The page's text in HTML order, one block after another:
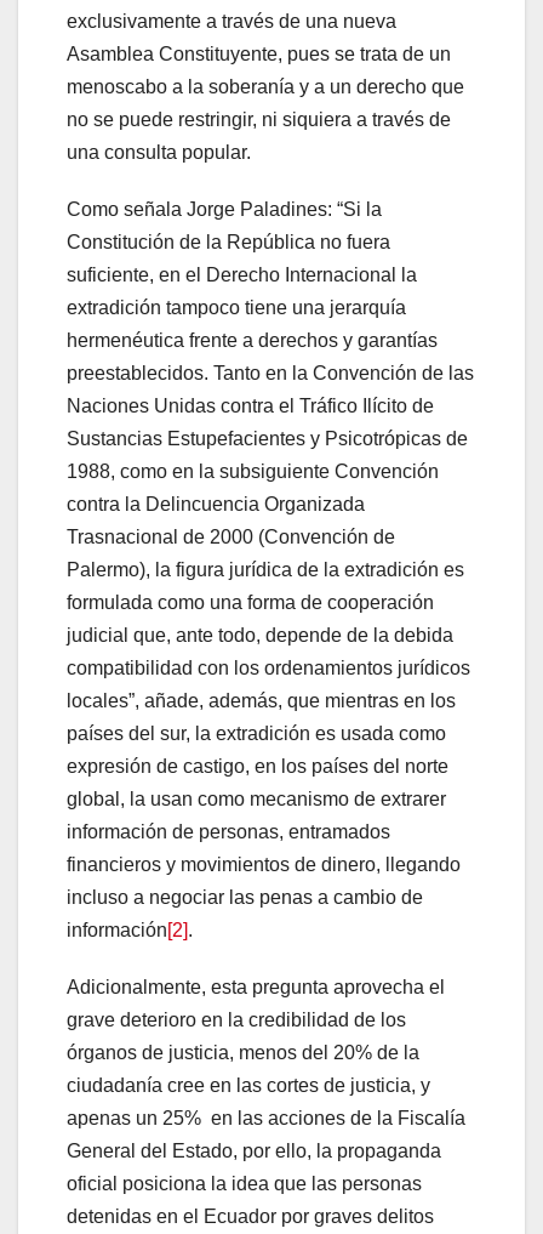
exclusivamente a través de una nueva
Asamblea Constituyente, pues se trata de un
menoscabo a la soberanía y a un derecho que
no se puede restringir, ni siquiera a través de
una consulta popular.
Como señala Jorge Paladines: “Si la
Constitución de la República no fuera
suficiente, en el Derecho Internacional la
extradición tampoco tiene una jerarquía
hermenéutica frente a derechos y garantías
preestablecidos. Tanto en la Convención de las
Naciones Unidas contra el Tráfico Ilícito de
Sustancias Estupefacientes y Psicotrópicas de
1988, como en la subsiguiente Convención
contra la Delincuencia Organizada
Trasnacional de 2000 (Convención de
Palermo), la figura jurídica de la extradición es
formulada como una forma de cooperación
judicial que, ante todo, depende de la debida
compatibilidad con los ordenamientos jurídicos
locales”, añade, además, que mientras en los
países del sur, la extradición es usada como
expresión de castigo, en los países del norte
global, la usan como mecanismo de extrarer
información de personas, entramados
financieros y movimientos de dinero, llegando
incluso a negociar las penas a cambio de
información[2].
Adicionalmente, esta pregunta aprovecha el
grave deterioro en la credibilidad de los
órganos de justicia, menos del 20% de la
ciudadanía cree en las cortes de justicia, y
apenas un 25% en las acciones de la Fiscalía
General del Estado, por ello, la propaganda
oficial posiciona la idea que las personas
detenidas en el Ecuador por graves delitos